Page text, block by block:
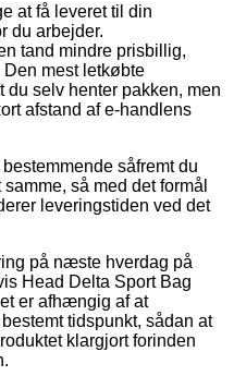
at få leveret til din
du arbejder.
tand mindre prisbillig,
mest letkøbte
selv henter pakken, men
afstand af e-handlens
såfremt du
så med det formål
leveringstiden ved det
på næste hverdag på
Head Delta Sport Bag
er afhængig af at
tidspunkt, sådan at
klargjort forinden